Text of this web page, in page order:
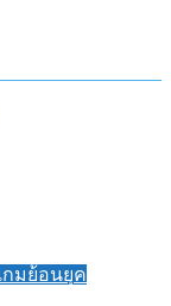
กมย้อนยุค